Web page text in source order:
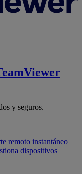
y seguros.
remoto instantáneo
dispositivos